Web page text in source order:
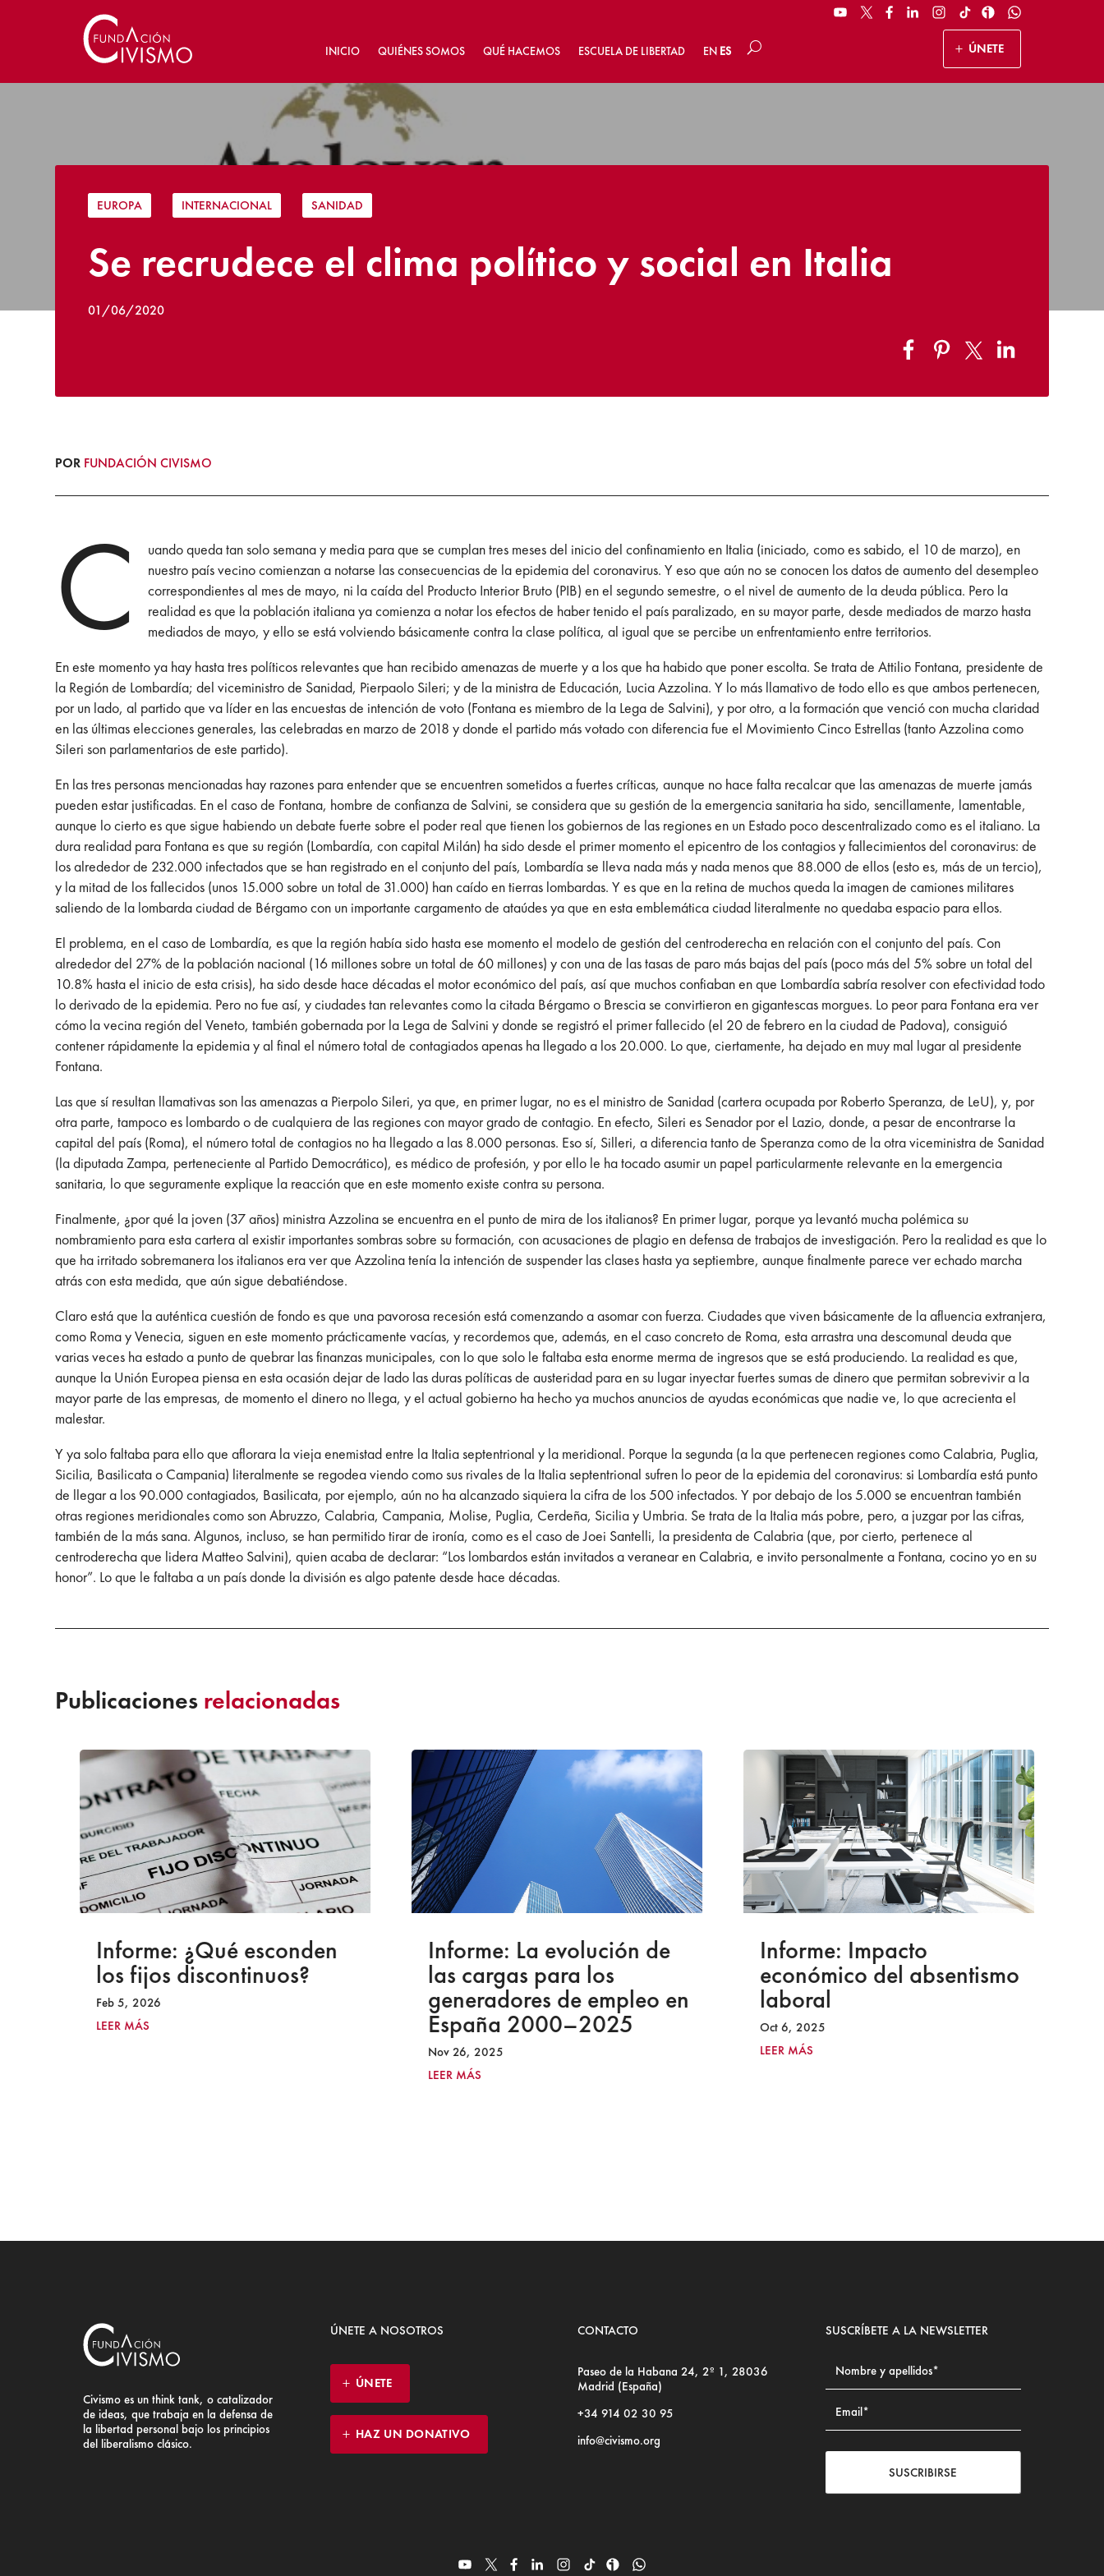
INICIO QUIÉNES SOMOS QUÉ HACEMOS ESCUELA DE LIBERTAD EN ES ÚNETE
EUROPA INTERNACIONAL SANIDAD
Se recrudece el clima político y social en Italia
01/06/2020
POR FUNDACIÓN CIVISMO
C
uando queda tan solo semana y media para que se cumplan tres meses del inicio del confinamiento en Italia (iniciado, como es sabido, el 10 de marzo), en
nuestro país vecino comienzan a notarse las consecuencias de la epidemia del coronavirus. Y eso que aún no se conocen los datos de aumento del desempleo
correspondientes al mes de mayo, ni la caída del Producto Interior Bruto (PIB) en el segundo semestre, o el nivel de aumento de la deuda pública. Pero la
realidad es que la población italiana ya comienza a notar los efectos de haber tenido el país paralizado, en su mayor parte, desde mediados de marzo hasta
mediados de mayo, y ello se está volviendo básicamente contra la clase política, al igual que se percibe un enfrentamiento entre territorios.
En este momento ya hay hasta tres políticos relevantes que han recibido amenazas de muerte y a los que ha habido que poner escolta. Se trata de Attilio Fontana, presidente de
la Región de Lombardía; del viceministro de Sanidad, Pierpaolo Sileri; y de la ministra de Educación, Lucia Azzolina. Y lo más llamativo de todo ello es que ambos pertenecen,
por un lado, al partido que va líder en las encuestas de intención de voto (Fontana es miembro de la Lega de Salvini), y por otro, a la formación que venció con mucha claridad
en las últimas elecciones generales, las celebradas en marzo de 2018 y donde el partido más votado con diferencia fue el Movimiento Cinco Estrellas (tanto Azzolina como
Sileri son parlamentarios de este partido).
En las tres personas mencionadas hay razones para entender que se encuentren sometidos a fuertes críticas, aunque no hace falta recalcar que las amenazas de muerte jamás
pueden estar justificadas. En el caso de Fontana, hombre de confianza de Salvini, se considera que su gestión de la emergencia sanitaria ha sido, sencillamente, lamentable,
aunque lo cierto es que sigue habiendo un debate fuerte sobre el poder real que tienen los gobiernos de las regiones en un Estado poco descentralizado como es el italiano. La
dura realidad para Fontana es que su región (Lombardía, con capital Milán) ha sido desde el primer momento el epicentro de los contagios y fallecimientos del coronavirus: de
los alrededor de 232.000 infectados que se han registrado en el conjunto del país, Lombardía se lleva nada más y nada menos que 88.000 de ellos (esto es, más de un tercio),
y la mitad de los fallecidos (unos 15.000 sobre un total de 31.000) han caído en tierras lombardas. Y es que en la retina de muchos queda la imagen de camiones militares
saliendo de la lombarda ciudad de Bérgamo con un importante cargamento de ataúdes ya que en esta emblemática ciudad literalmente no quedaba espacio para ellos.
El problema, en el caso de Lombardía, es que la región había sido hasta ese momento el modelo de gestión del centroderecha en relación con el conjunto del país. Con
alrededor del 27% de la población nacional (16 millones sobre un total de 60 millones) y con una de las tasas de paro más bajas del país (poco más del 5% sobre un total del
10.8% hasta el inicio de esta crisis), ha sido desde hace décadas el motor económico del país, así que muchos confiaban en que Lombardía sabría resolver con efectividad todo
lo derivado de la epidemia. Pero no fue así, y ciudades tan relevantes como la citada Bérgamo o Brescia se convirtieron en gigantescas morgues. Lo peor para Fontana era ver
cómo la vecina región del Veneto, también gobernada por la Lega de Salvini y donde se registró el primer fallecido (el 20 de febrero en la ciudad de Padova), consiguió
contener rápidamente la epidemia y al final el número total de contagiados apenas ha llegado a los 20.000. Lo que, ciertamente, ha dejado en muy mal lugar al presidente
Fontana.
Las que sí resultan llamativas son las amenazas a Pierpolo Sileri, ya que, en primer lugar, no es el ministro de Sanidad (cartera ocupada por Roberto Speranza, de LeU), y, por
otra parte, tampoco es lombardo o de cualquiera de las regiones con mayor grado de contagio. En efecto, Sileri es Senador por el Lazio, donde, a pesar de encontrarse la
capital del país (Roma), el número total de contagios no ha llegado a las 8.000 personas. Eso sí, Silleri, a diferencia tanto de Speranza como de la otra viceministra de Sanidad
(la diputada Zampa, perteneciente al Partido Democrático), es médico de profesión, y por ello le ha tocado asumir un papel particularmente relevante en la emergencia
sanitaria, lo que seguramente explique la reacción que en este momento existe contra su persona.
Finalmente, ¿por qué la joven (37 años) ministra Azzolina se encuentra en el punto de mira de los italianos? En primer lugar, porque ya levantó mucha polémica su
nombramiento para esta cartera al existir importantes sombras sobre su formación, con acusaciones de plagio en defensa de trabajos de investigación. Pero la realidad es que lo
que ha irritado sobremanera los italianos era ver que Azzolina tenía la intención de suspender las clases hasta ya septiembre, aunque finalmente parece ver echado marcha
atrás con esta medida, que aún sigue debatiéndose.
Claro está que la auténtica cuestión de fondo es que una pavorosa recesión está comenzando a asomar con fuerza. Ciudades que viven básicamente de la afluencia extranjera,
como Roma y Venecia, siguen en este momento prácticamente vacías, y recordemos que, además, en el caso concreto de Roma, esta arrastra una descomunal deuda que
varias veces ha estado a punto de quebrar las finanzas municipales, con lo que solo le faltaba esta enorme merma de ingresos que se está produciendo. La realidad es que,
aunque la Unión Europea piensa en esta ocasión dejar de lado las duras políticas de austeridad para en su lugar inyectar fuertes sumas de dinero que permitan sobrevivir a la
mayor parte de las empresas, de momento el dinero no llega, y el actual gobierno ha hecho ya muchos anuncios de ayudas económicas que nadie ve, lo que acrecienta el
malestar.
Y ya solo faltaba para ello que aflorara la vieja enemistad entre la Italia septentrional y la meridional. Porque la segunda (a la que pertenecen regiones como Calabria, Puglia,
Sicilia, Basilicata o Campania) literalmente se regodea viendo como sus rivales de la Italia septentrional sufren lo peor de la epidemia del coronavirus: si Lombardía está punto
de llegar a los 90.000 contagiados, Basilicata, por ejemplo, aún no ha alcanzado siquiera la cifra de los 500 infectados. Y por debajo de los 5.000 se encuentran también
otras regiones meridionales como son Abruzzo, Calabria, Campania, Molise, Puglia, Cerdeña, Sicilia y Umbria. Se trata de la Italia más pobre, pero, a juzgar por las cifras,
también de la más sana. Algunos, incluso, se han permitido tirar de ironía, como es el caso de Joei Santelli, la presidenta de Calabria (que, por cierto, pertenece al
centroderecha que lidera Matteo Salvini), quien acaba de declarar: “Los lombardos están invitados a veranear en Calabria, e invito personalmente a Fontana, cocino yo en su
honor”. Lo que le faltaba a un país donde la división es algo patente desde hace décadas.
Publicaciones relacionadas
Informe: ¿Qué esconden
los fijos discontinuos?
Feb 5, 2026
LEER MÁS
Informe: La evolución de
las cargas para los
generadores de empleo en
España 2000–2025
Nov 26, 2025
LEER MÁS
Informe: Impacto
económico del absentismo
laboral
Oct 6, 2025
LEER MÁS
Civismo es un think tank, o catalizador
de ideas, que trabaja en la defensa de
la libertad personal bajo los principios
del liberalismo clásico.
ÚNETE A NOSOTROS
ÚNETE
HAZ UN DONATIVO
CONTACTO
Paseo de la Habana 24, 2º 1, 28036
Madrid (España)
+34 914 02 30 95
info@civismo.org
SUSCRÍBETE A LA NEWSLETTER
SUSCRIBIRSE